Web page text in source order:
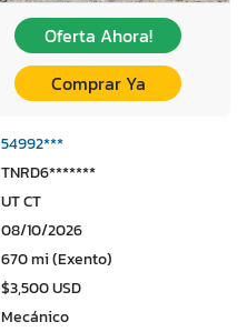
Oferta Ahora!
Comprar Ya
54992***
TNRD6*******
UT CT
08/10/2026
670 mi (Exento)
$3,500 USD
Mecánico